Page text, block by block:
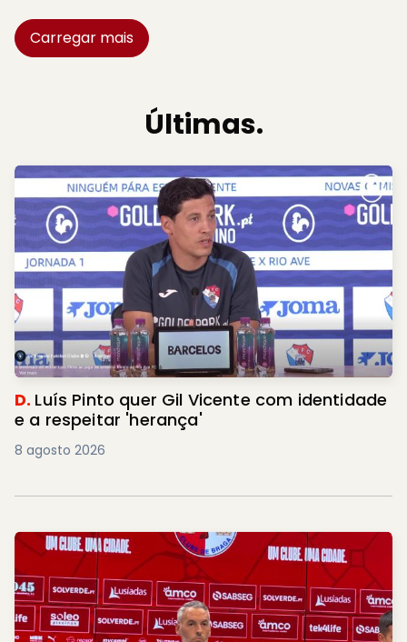
Carregar mais
Últimas.
D. Luís Pinto quer Gil Vicente com identidade
e a respeitar 'herança'
8 agosto 2026